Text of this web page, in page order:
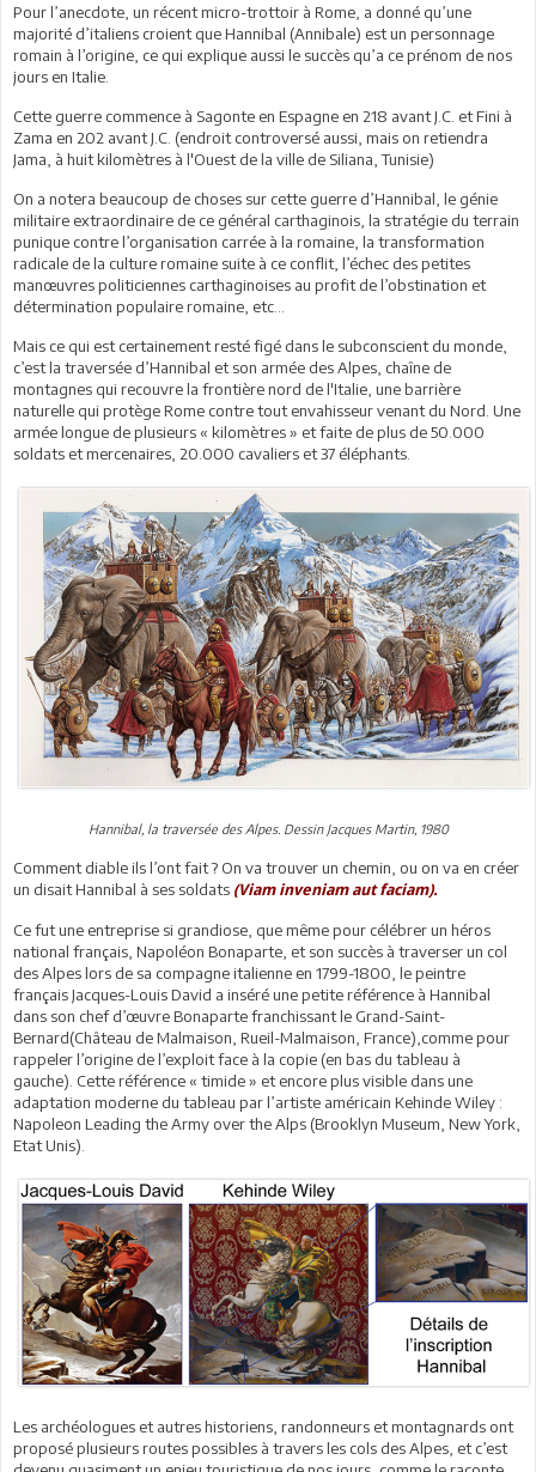
Pour l’anecdote, un récent micro-trottoir à Rome, a donné qu’une
majorité d’italiens croient que Hannibal (Annibale) est un personnage
romain à l’origine, ce qui explique aussi le succès qu’a ce prénom de nos
jours en Italie.
Cette guerre commence à Sagonte en Espagne en 218 avant J.C. et Fini à
Zama en 202 avant J.C. (endroit controversé aussi, mais on retiendra
Jama, à huit kilomètres à l'Ouest de la ville de Siliana, Tunisie)
On a notera beaucoup de choses sur cette guerre d’Hannibal, le génie
militaire extraordinaire de ce général carthaginois, la stratégie du terrain
punique contre l’organisation carrée à la romaine, la transformation
radicale de la culture romaine suite à ce conflit, l’échec des petites
manœuvres politiciennes carthaginoises au profit de l’obstination et
détermination populaire romaine, etc…
Mais ce qui est certainement resté figé dans le subconscient du monde,
c’est la traversée d’Hannibal et son armée des Alpes, chaîne de
montagnes qui recouvre la frontière nord de l'Italie, une barrière
naturelle qui protège Rome contre tout envahisseur venant du Nord. Une
armée longue de plusieurs « kilomètres » et faite de plus de 50.000
soldats et mercenaires, 20.000 cavaliers et 37 éléphants.
Hannibal, la traversée des Alpes. Dessin Jacques Martin, 1980
Comment diable ils l’ont fait ? On va trouver un chemin, ou on va en créer
un disait Hannibal à ses soldats (Viam inveniam aut faciam).
Ce fut une entreprise si grandiose, que même pour célébrer un héros
national français, Napoléon Bonaparte, et son succès à traverser un col
des Alpes lors de sa compagne italienne en 1799-1800, le peintre
français Jacques-Louis David a inséré une petite référence à Hannibal
dans son chef d’œuvre Bonaparte franchissant le Grand-Saint-
Bernard(Château de Malmaison, Rueil-Malmaison, France),comme pour
rappeler l’origine de l’exploit face à la copie (en bas du tableau à
gauche). Cette référence « timide » et encore plus visible dans une
adaptation moderne du tableau par l’artiste américain Kehinde Wiley :
Napoleon Leading the Army over the Alps (Brooklyn Museum, New York,
Etat Unis).
Les archéologues et autres historiens, randonneurs et montagnards ont
proposé plusieurs routes possibles à travers les cols des Alpes, et c’est